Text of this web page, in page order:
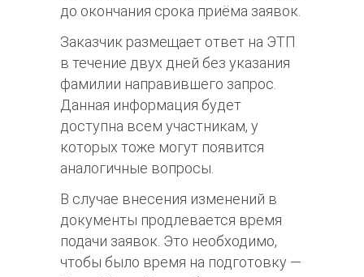
до окончания срока приёма заявок.
Заказчик размещает ответ на ЭТП
в течение двух дней без указания
фамилии направившего запрос.
Данная информация будет
доступна всем участникам, у
которых тоже могут появится
аналогичные вопросы.
В случае внесения изменений в
документы продлевается время
подачи заявок. Это необходимо,
чтобы было время на подготовку —